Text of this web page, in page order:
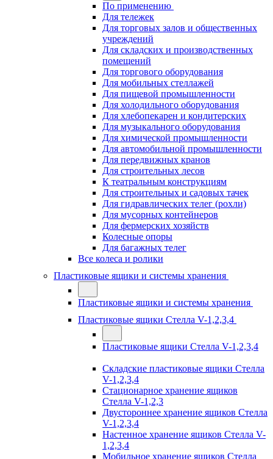
По применению
Для тележек
Для торговых залов и общественных
учреждений
Для складских и производственных
помещений
Для торгового оборудования
Для мобильных стеллажей
Для пищевой промышленности
Для холодильного оборудования
Для хлебопекарен и кондитерских
Для музыкального оборудования
Для химической промышленности
Для автомобильной промышленности
Для передвижных кранов
Для строительных лесов
К театральным конструкциям
Для строительных и садовых тачек
Для гидравлических телег (рохли)
Для мусорных контейнеров
Для фермерских хозяйств
Колесные опоры
Для багажных телег
Все колеса и ролики
Пластиковые ящики и системы хранения
Пластиковые ящики и системы хранения
Пластиковые ящики Стелла V-1,2,3,4
Пластиковые ящики Стелла V-1,2,3,4
Складские пластиковые ящики Стелла
V-1,2,3,4
Стационарное хранение ящиков
Стелла V-1,2,3
Двустороннее хранение ящиков Стелла
V-1,2,3,4
Настенное хранение ящиков Стелла V-
1,2,3,4
Мобильное хранение ящиков Стелла